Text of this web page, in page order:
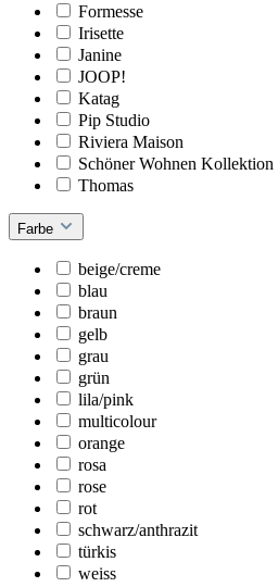
Formesse
Irisette
Janine
JOOP!
Katag
Pip Studio
Riviera Maison
Schöner Wohnen Kollektion
Thomas
Farbe
beige/creme
blau
braun
gelb
grau
grün
lila/pink
multicolour
orange
rosa
rose
rot
schwarz/anthrazit
türkis
weiss